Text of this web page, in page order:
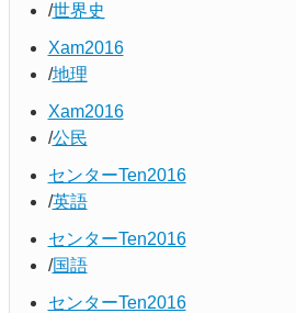
世界史
Xam2016
地理
Xam2016
公民
センターTen2016
英語
センターTen2016
国語
センターTen2016